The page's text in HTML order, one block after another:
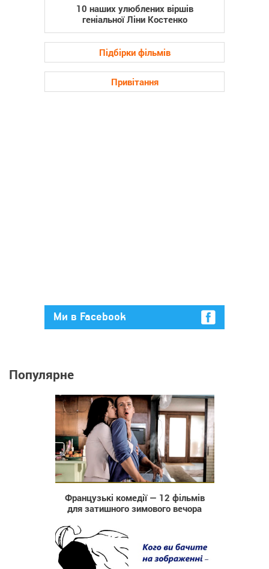
10 наших улюблених віршів
геніальної Ліни Костенко
Підбірки фільмів
Привітання
Ми в Facebook
Популярне
17 165
Французькі комедії — 12 фільмів
для затишного зимового вечора